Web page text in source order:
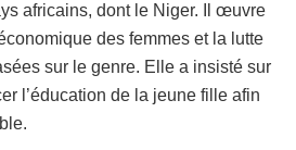
africains, dont le Niger. Il œuvre
des femmes et la lutte
sur le genre. Elle a insisté sur
l’éducation de la jeune fille afin